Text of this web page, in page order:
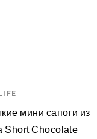
мини сапоги из
Short Chocolate